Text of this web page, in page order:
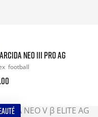
NEO III PRO AG
football